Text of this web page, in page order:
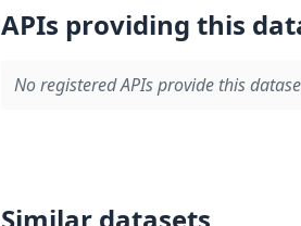
APIs providing this
No registered APIs provide this
Similar datasets